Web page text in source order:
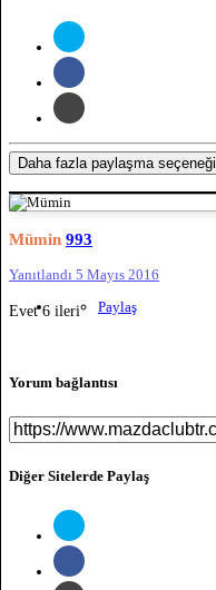
Daha fazla paylaşma seçeneği
Mümin 993
Yanıtlandı 5 Mayıs 2016
Paylaş
Evet 6 ileri
Yorum bağlantısı
Diğer Sitelerde Paylaş